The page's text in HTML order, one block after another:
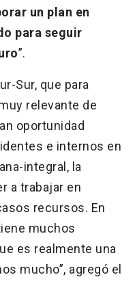
un plan en
para seguir
”.
Sur, que para
relevante de
oportunidad
e internos en
integral, la
a trabajar en
recursos. En
muchos
es realmente una
mucho”, agregó el